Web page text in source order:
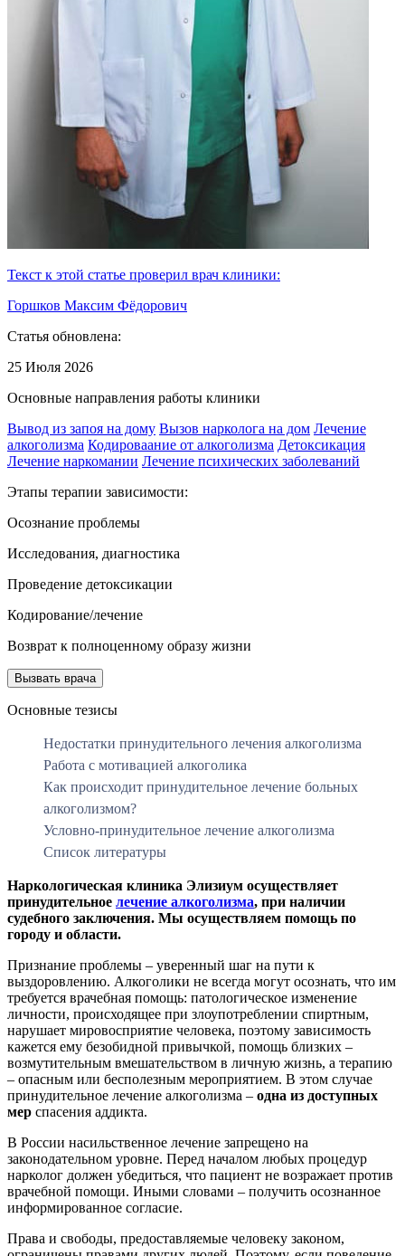
Текст к этой статье проверил врач клиники:
Горшков Максим Фёдорович
Статья обновлена:
25 Июля 2026
Основные направления работы клиники
Вывод из запоя на дому Вызов нарколога на дом Лечение
алкоголизма Кодироваание от алкоголизма Детоксикация
Лечение наркомании Лечение психических заболеваний
Этапы терапии зависимости:
Осознание проблемы
Исследования, диагностика
Проведение детоксикации
Кодирование/лечение
Возврат к полноценному образу жизни
Вызвать врача
Основные тезисы
Недостатки принудительного лечения алкоголизма
Работа с мотивацией алкоголика
Как происходит принудительное лечение больных
алкоголизмом?
Условно-принудительное лечение алкоголизма
Список литературы
Наркологическая клиника Элизиум осуществляет
принудительное лечение алкоголизма, при наличии
судебного заключения. Мы осуществляем помощь по
городу и области.
Признание проблемы – уверенный шаг на пути к
выздоровлению. Алкоголики не всегда могут осознать, что им
требуется врачебная помощь: патологическое изменение
личности, происходящее при злоупотреблении спиртным,
нарушает мировосприятие человека, поэтому зависимость
кажется ему безобидной привычкой, помощь близких –
возмутительным вмешательством в личную жизнь, а терапию
– опасным или бесполезным мероприятием. В этом случае
принудительное лечение алкоголизма – одна из доступных
мер спасения аддикта.
В России насильственное лечение запрещено на
законодательном уровне. Перед началом любых процедур
нарколог должен убедиться, что пациент не возражает против
врачебной помощи. Иными словами – получить осознанное
информированное согласие.
Права и свободы, предоставляемые человеку законом,